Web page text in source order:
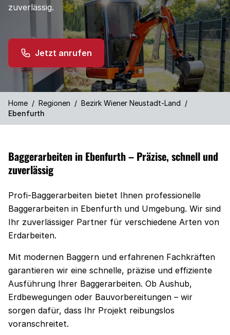
zuverlässig.
Jetzt anrufen
Home / Regionen / Bezirk Wiener Neustadt-Land /
Ebenfurth
Baggerarbeiten in Ebenfurth – Präzise, schnell und
zuverlässig
Profi-Baggerarbeiten bietet Ihnen professionelle
Baggerarbeiten in Ebenfurth und Umgebung. Wir sind
Ihr zuverlässiger Partner für verschiedene Arten von
Erdarbeiten.
Mit modernen Baggern und erfahrenen Fachkräften
garantieren wir eine schnelle, präzise und effiziente
Ausführung Ihrer Baggerarbeiten. Ob Aushub,
Erdbewegungen oder Bauvorbereitungen – wir
sorgen dafür, dass Ihr Projekt reibungslos
voranschreitet.